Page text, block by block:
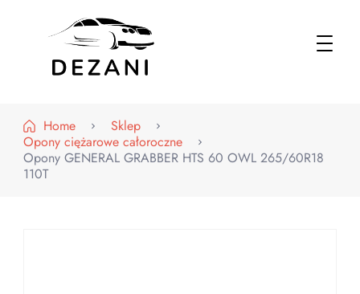
Home
Sklep
Opony ciężarowe całoroczne
Opony GENERAL GRABBER HTS 60 OWL 265/60R18
110T